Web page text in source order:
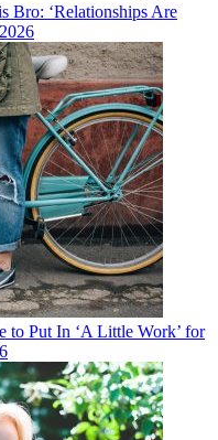
Bro: ‘Relationships Are
to Put In ‘A Little Work’ for